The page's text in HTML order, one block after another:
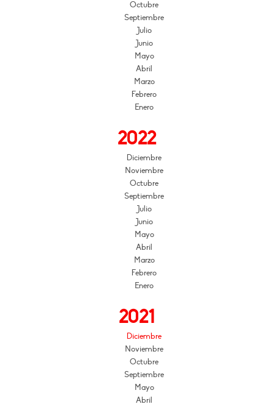
Octubre
Septiembre
Julio
Junio
Mayo
Abril
Marzo
Febrero
Enero
2022
Diciembre
Noviembre
Octubre
Septiembre
Julio
Junio
Mayo
Abril
Marzo
Febrero
Enero
2021
Diciembre
Noviembre
Octubre
Septiembre
Mayo
Abril